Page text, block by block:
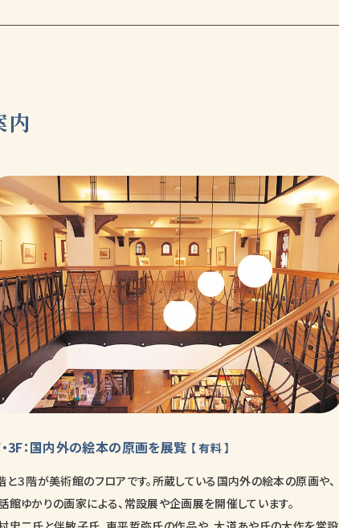
内
3F：国内外の絵本の原画を展覧 【 有料 】
と３階が美術館のフロアです。所蔵している国内外の絵本の原画や、
館ゆかりの画家による、常設展や企画展を開催しています。